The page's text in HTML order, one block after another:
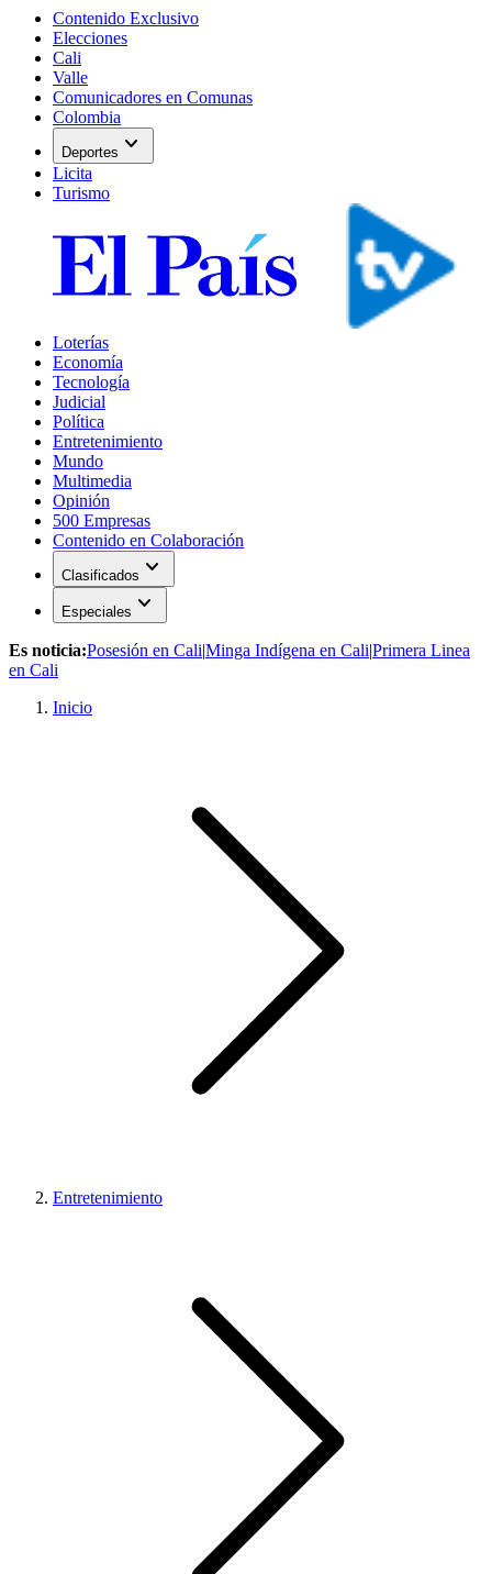
Contenido Exclusivo
Elecciones
Cali
Valle
Comunicadores en Comunas
Colombia
Deportes expand_more
Licita
Turismo
Loterías
Economía
Tecnología
Judicial
Política
Entretenimiento
Mundo
Multimedia
Opinión
500 Empresas
Contenido en Colaboración
Clasificados expand_more
Especiales expand_more
Es noticia:Posesión en Cali|Minga Indígena en Cali|Primera Linea
en Cali
Inicio
Entretenimiento